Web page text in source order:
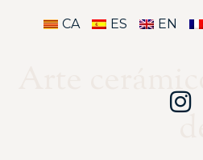
CA ES EN
Arte cerámico